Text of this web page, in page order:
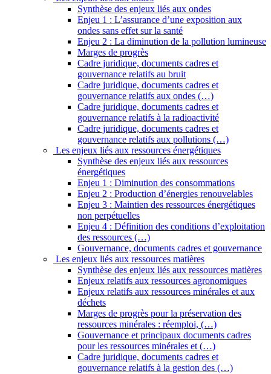
Synthèse des enjeux liés aux ondes
Enjeu 1 : L’assurance d’une exposition aux
ondes sans effet sur la santé
Enjeu 2 : La diminution de la pollution lumineuse
Marges de progrès
Cadre juridique, documents cadres et
gouvernance relatifs au bruit
Cadre juridique, documents cadres et
gouvernance relatifs aux ondes (…)
Cadre juridique, documents cadres et
gouvernance relatifs à la radioactivité
Cadre juridique, documents cadres et
gouvernance relatifs aux pollutions (…)
Les enjeux liés aux ressources énergétiques
Synthèse des enjeux liés aux ressources
énergétiques
Enjeu 1 : Diminution des consommations
Enjeu 2 : Production d’énergies renouvelables
Enjeu 3 : Maintien des ressources énergétiques
non perpétuelles
Enjeu 4 : Définition des conditions d’exploitation
des ressources (…)
Gouvernance, documents cadres et gouvernance
Les enjeux liés aux ressources matières
Synthèse des enjeux liés aux ressources matières
Enjeux relatifs aux ressources agronomiques
Enjeux relatifs aux ressources minérales et aux
déchets
Marges de progrès pour la préservation des
ressources minérales : réemploi, (…)
Gouvernance et principaux documents cadres
pour les ressources minérales et (…)
Cadre juridique, documents cadres et
gouvernance relatifs à la gestion des (…)